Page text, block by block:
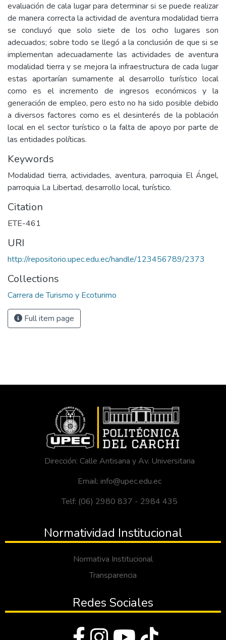
evaluación de cala lugar para determinar si se puede realizar
de manera correcta la actividad de aventura modalidad tierra
se concluyó que solo siete de los ocho lugares son
adecuados; sobre todo se llegó a la conclusión de que si se
implementan adecuadamente las actividades de aventura
modalidad tierra y se mejora la infraestructura de cada lugar
estas aportarían sumamente al desarrollo turístico local
como es el incremento de ingresos económicos y la
generación de empleo, pero esto no ha sido posible debido
a diversos factores como es el desinterés de la población
local en el sector turístico o la falta de apoyo por parte de
las entidades políticas.
Keywords
Modalidad tierra, actividades, aventura, parroquia El Ángel,
parroquia La Libertad, desarrollo local, turístico.
Citation
ETE-461
URI
http://repositorio.upec.edu.ec/handle/123456789/2373
Collections
Carrera de Turismo y Ecoturimo
Full item page
Dirección: Calle Antisana y Av. Universitaria
Email: info@upec.edu.ec
Telf: (06) 2980 837 - 2984 435
Normatividad Institucional
Normativa Institucional
Transparencia
Redes Sociales